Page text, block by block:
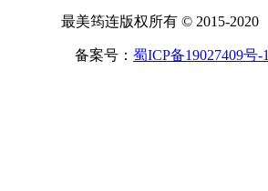
最美筠连版权所有 © 2015-2020
备案号： 蜀ICP备19027409号-1